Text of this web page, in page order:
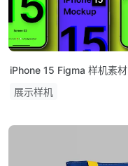
iPhone 15 Figma 样机素材
展示样机